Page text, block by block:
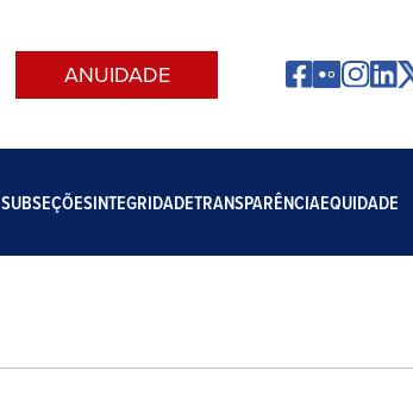
ANUIDADE
SUBSEÇÕESINTEGRIDADETRANSPARÊNCIAEQUIDADE